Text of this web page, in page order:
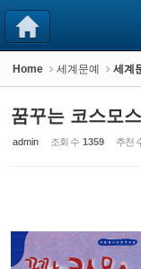
Home 세계문예 세계
꿈꾸는 코스모스
admin 조회 수 1359 추천